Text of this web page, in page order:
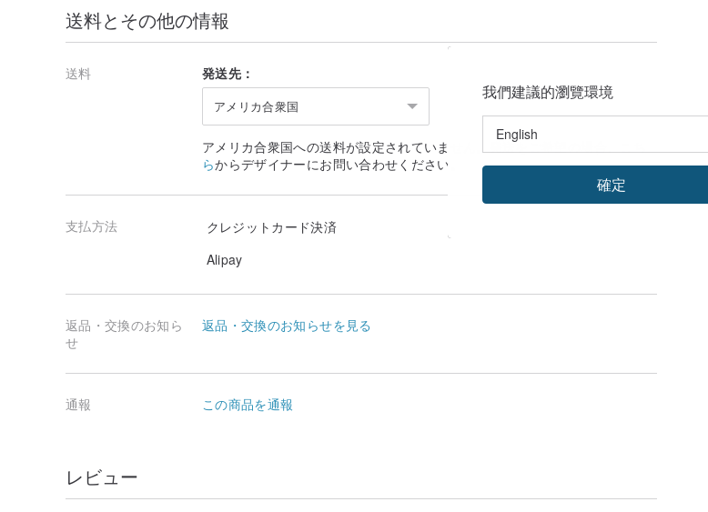
送料とその他の情報
送料 発送先：
アメリカ合衆国
アメリカ合衆国への送料が設定されていません。発送をご希望の場合、
らからデザイナーにお問い合わせください。
支払方法
クレジットカード決済
Alipay
返品・交換のお知ら
せ
返品・交換のお知らせを見る
通報 この商品を通報
レビュー
我們建議的瀏覽環境
確定